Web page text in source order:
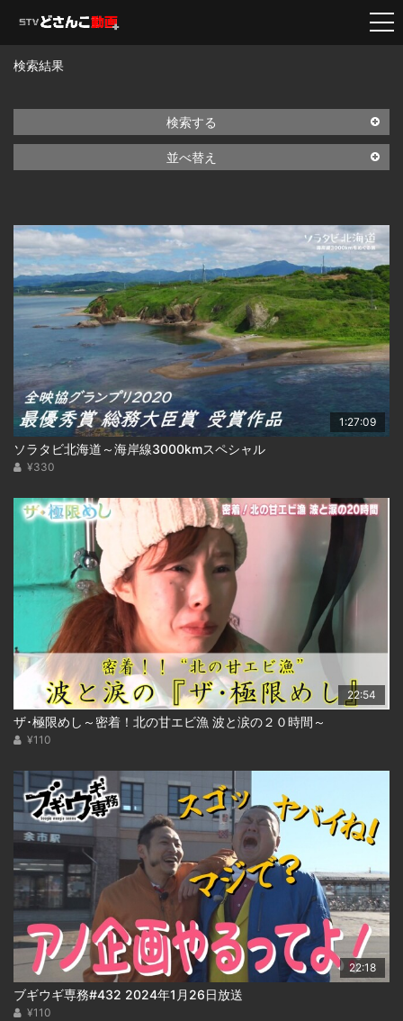
検索結果
検索する
並べ替え
1:27:09
ソラタビ北海道～海岸線3000kmスペシャル
¥330
22:54
ザ･極限めし～密着！北の甘エビ漁 波と涙の２０時間～
¥110
22:18
ブギウギ専務#432 2024年1月26日放送
¥110